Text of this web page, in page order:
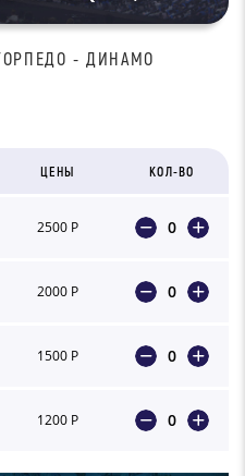
- ДИНAМO
ЦЕНЫ КОЛ-ВО
2500 Р 0
2000 Р 0
1500 Р 0
1200 Р 0